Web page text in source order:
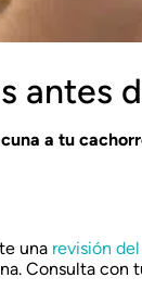
antes
a tu
una revisión
Consulta con